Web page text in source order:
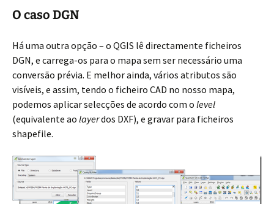
O caso DGN
Há uma outra opção – o QGIS lê directamente ficheiros
DGN, e carrega-os para o mapa sem ser necessário uma
conversão prévia. E melhor ainda, vários atributos são
visíveis, e assim, tendo o ficheiro CAD no nosso mapa,
podemos aplicar selecções de acordo com o level
(equivalente ao layerdos DXF), e gravar para ficheiros
shapefile.